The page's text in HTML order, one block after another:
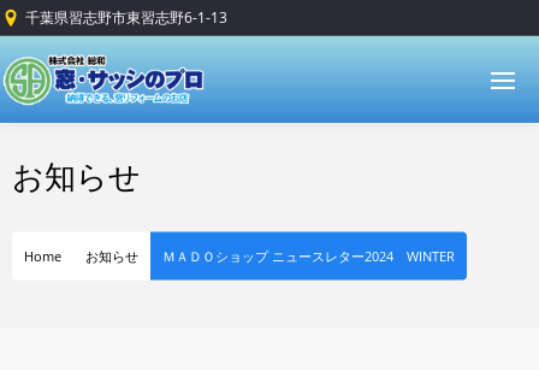
千葉県習志野市東習志野6-1-13
お知らせ
Home お知らせ ＭＡＤＯショップ ニュースレター2024 WINTER